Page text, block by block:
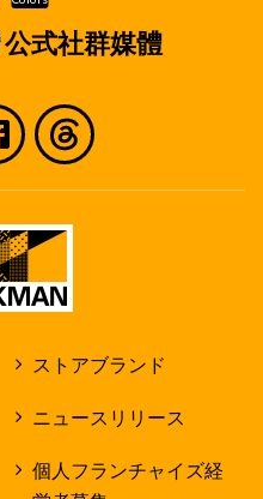
弊社及び店舗内での
。
者に開示する場合が
する場合であって
規程に従って弊社の
、原則として採用応
み閲覧、修正、削除
式社群媒體
ストアブランド
ニュースリリース
個人フランチャイズ経